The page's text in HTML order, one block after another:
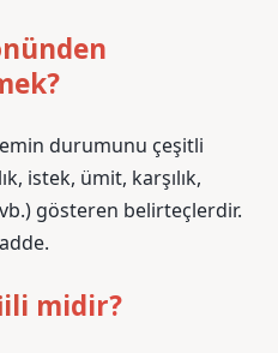
durumunu çeşitli
istek, ümit, karşılık,
gösteren belirteçlerdir.
midir?